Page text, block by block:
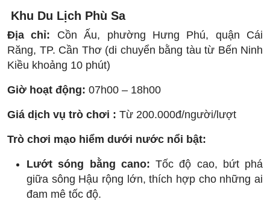
Khu Du Lịch Phù Sa
Địa chỉ: Cồn Ấu, phường Hưng Phú, quận Cái
Răng, TP. Cần Thơ (di chuyển bằng tàu từ Bến Ninh
Kiều khoảng 10 phút)
Giờ hoạt động: 07h00 – 18h00
Giá dịch vụ trò chơi : Từ 200.000đ/người/lượt
Trò chơi mạo hiểm dưới nước nổi bật:
Lướt sóng bằng cano: Tốc độ cao, bứt phá
giữa sông Hậu rộng lớn, thích hợp cho những ai
đam mê tốc độ.